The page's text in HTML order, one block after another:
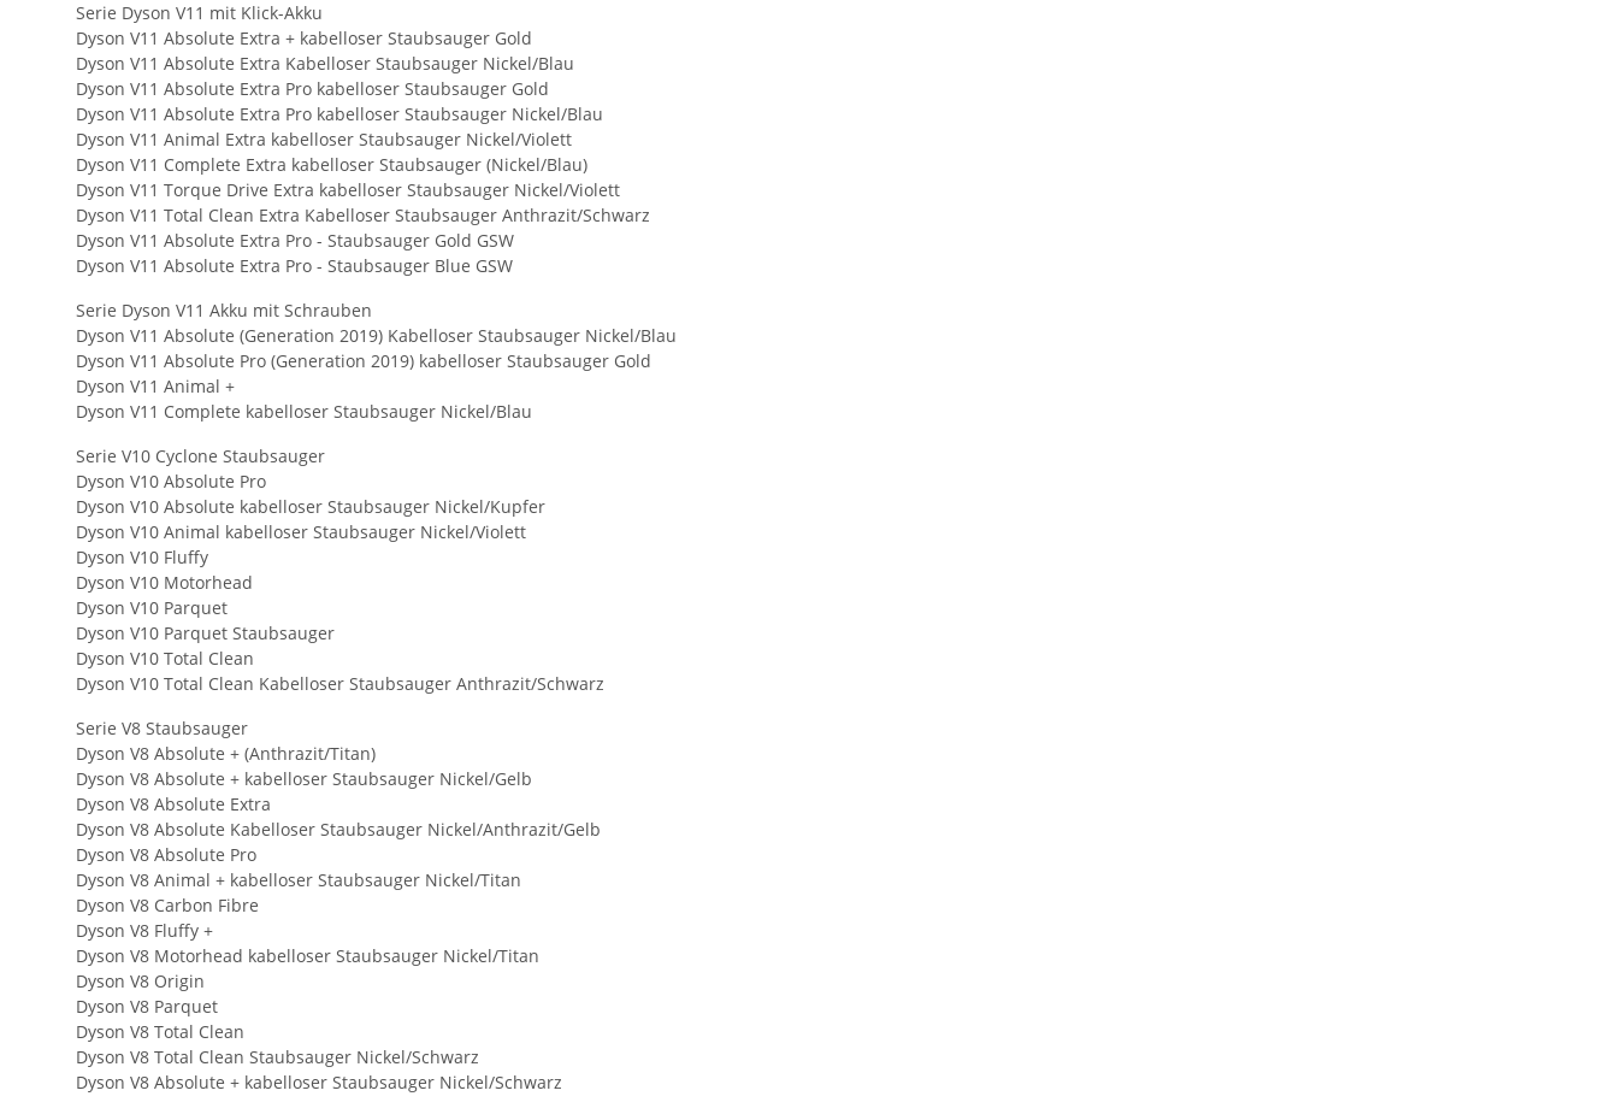
Serie Dyson V11 mit Klick-Akku
Dyson V11 Absolute Extra + kabelloser Staubsauger Gold
Dyson V11 Absolute Extra Kabelloser Staubsauger Nickel/Blau
Dyson V11 Absolute Extra Pro kabelloser Staubsauger Gold
Dyson V11 Absolute Extra Pro kabelloser Staubsauger Nickel/Blau
Dyson V11 Animal Extra kabelloser Staubsauger Nickel/Violett
Dyson V11 Complete Extra kabelloser Staubsauger (Nickel/Blau)
Dyson V11 Torque Drive Extra kabelloser Staubsauger Nickel/Violett
Dyson V11 Total Clean Extra Kabelloser Staubsauger Anthrazit/Schwarz
Dyson V11 Absolute Extra Pro - Staubsauger Gold GSW
Dyson V11 Absolute Extra Pro - Staubsauger Blue GSW
Serie Dyson V11 Akku mit Schrauben
Dyson V11 Absolute (Generation 2019) Kabelloser Staubsauger Nickel/Blau
Dyson V11 Absolute Pro (Generation 2019) kabelloser Staubsauger Gold
Dyson V11 Animal +
Dyson V11 Complete kabelloser Staubsauger Nickel/Blau
Serie V10 Cyclone Staubsauger
Dyson V10 Absolute Pro
Dyson V10 Absolute kabelloser Staubsauger Nickel/Kupfer
Dyson V10 Animal kabelloser Staubsauger Nickel/Violett
Dyson V10 Fluffy
Dyson V10 Motorhead
Dyson V10 Parquet
Dyson V10 Parquet Staubsauger
Dyson V10 Total Clean
Dyson V10 Total Clean Kabelloser Staubsauger Anthrazit/Schwarz
Serie V8 Staubsauger
Dyson V8 Absolute + (Anthrazit/Titan)
Dyson V8 Absolute + kabelloser Staubsauger Nickel/Gelb
Dyson V8 Absolute Extra
Dyson V8 Absolute Kabelloser Staubsauger Nickel/Anthrazit/Gelb
Dyson V8 Absolute Pro
Dyson V8 Animal + kabelloser Staubsauger Nickel/Titan
Dyson V8 Carbon Fibre
Dyson V8 Fluffy +
Dyson V8 Motorhead kabelloser Staubsauger Nickel/Titan
Dyson V8 Origin
Dyson V8 Parquet
Dyson V8 Total Clean
Dyson V8 Total Clean Staubsauger Nickel/Schwarz
Dyson V8 Absolute + kabelloser Staubsauger Nickel/Schwarz